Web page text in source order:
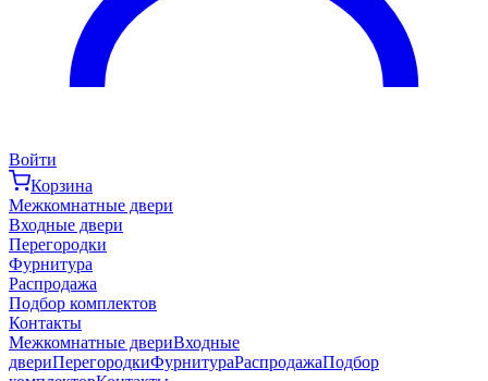
Войти
Корзина
Межкомнатные двери
Входные двери
Перегородки
Фурнитура
Распродажа
Подбор комплектов
Контакты
Межкомнатные двериВходные
двериПерегородкиФурнитураРаспродажаПодбор